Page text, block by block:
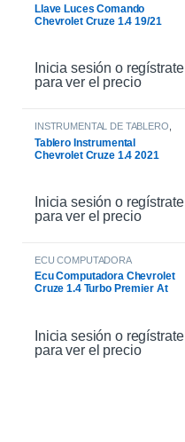
Llave Luces Comando
Chevrolet Cruze 1.4 19/21
Inicia sesión o regístrate
para ver el precio
INSTRUMENTAL DE TABLERO
Tablero Instrumental
Chevrolet Cruze 1.4 2021
Inicia sesión o regístrate
para ver el precio
ECU COMPUTADORA
Ecu Computadora Chevrolet
Cruze 1.4 Turbo Premier At
Inicia sesión o regístrate
para ver el precio